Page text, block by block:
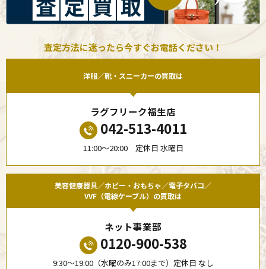
査定方法に迷ったら今すぐお電話ください！
洋服／靴・スニーカーの買取は
ラグフリーク福生店
042-513-4011
11:00〜20:00 定休日 水曜日
美容健康器具／ホビー・おもちゃ／電子タバコ／
VVF（電線ケーブル）の買取は
ネット事業部
0120-900-538
9:30〜19:00（水曜のみ17:00まで）定休日 なし